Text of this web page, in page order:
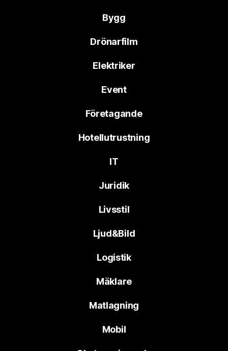
Bygg
Drönarfilm
Elektriker
Event
Företagande
Hotellutrustning
IT
Juridik
Livsstil
Ljud&Bild
Logistik
Mäklare
Matlagning
Mobil